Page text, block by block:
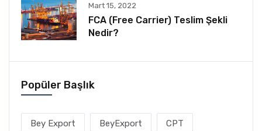
Mart 15, 2022
FCA (Free Carrier) Teslim Şekli
Nedir?
Popüler Başlık
Bey Export BeyExport CPT